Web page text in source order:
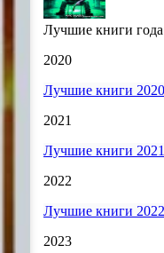
Лучшие книги года
2020
Лучшие книги
2021
Лучшие книги
2022
Лучшие книги
2023